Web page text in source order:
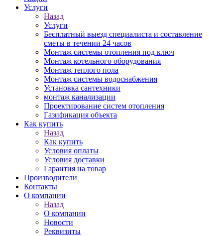
Услуги
Назад
Услуги
Бесплатный выезд специалиста и составление
сметы в течении 24 часов
Монтаж системы отопления под ключ
Монтаж котельного оборудования
Монтаж теплого пола
Монтаж системы водоснабжения
Установка сантехники
монтаж канализации
Проектирование систем отопления
Газификация объекта
Как купить
Назад
Как купить
Условия оплаты
Условия доставки
Гарантия на товар
Производители
Контакты
О компании
Назад
О компании
Новости
Реквизиты